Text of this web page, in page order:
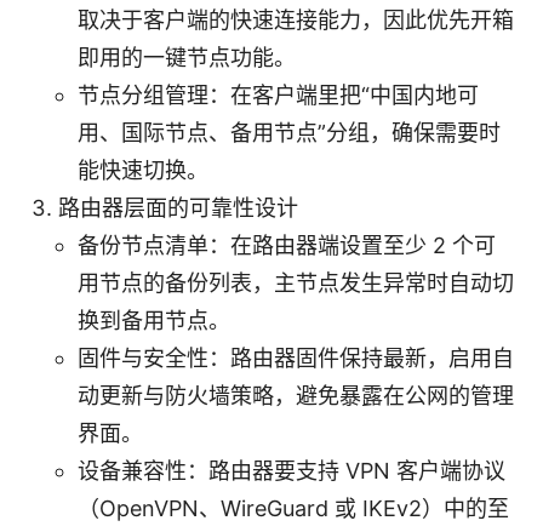
取决于客户端的快速连接能力，因此优先开箱
即用的一键节点功能。
节点分组管理：在客户端里把“中国内地可
用、国际节点、备用节点”分组，确保需要时
能快速切换。
路由器层面的可靠性设计
备份节点清单：在路由器端设置至少 2 个可
用节点的备份列表，主节点发生异常时自动切
换到备用节点。
固件与安全性：路由器固件保持最新，启用自
动更新与防火墙策略，避免暴露在公网的管理
界面。
设备兼容性：路由器要支持 VPN 客户端协议
（OpenVPN、WireGuard 或 IKEv2）中的至